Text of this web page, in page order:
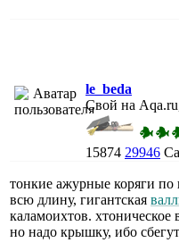
le_beda
Свой на
15874 29946
тонкие ажурные коряги по
всю длину, гигантская
каламоихтов. хтоническое
но надо крышку, ибо